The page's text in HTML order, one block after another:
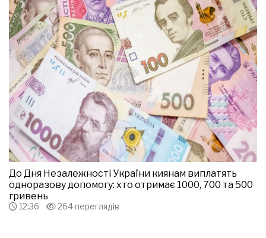
До Дня Незалежності України киянам виплатять
одноразову допомогу: хто отримає 1000, 700 та 500
гривень
12:36 264 переглядів